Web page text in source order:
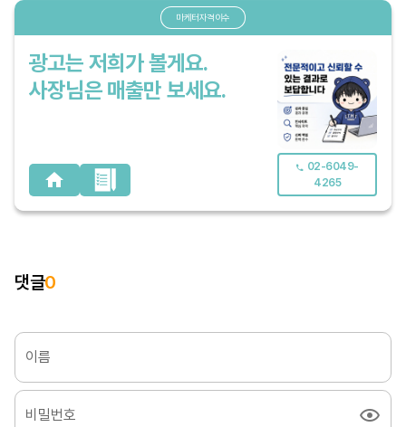
마케터자격이수
광고는 저희가 볼게요.
사장님은 매출만 보세요.
02-6049-
4265
댓글0
이름
비밀번호